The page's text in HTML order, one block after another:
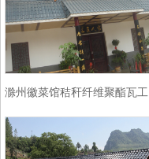
滁州徽菜馆秸秆纤维聚酯瓦工